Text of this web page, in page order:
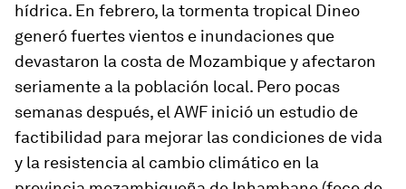
hídrica. En febrero, la tormenta tropical Dineo
generó fuertes vientos e inundaciones que
devastaron la costa de Mozambique y afectaron
seriamente a la población local. Pero pocas
semanas después, el AWF inició un estudio de
factibilidad para mejorar las condiciones de vida
y la resistencia al cambio climático en la